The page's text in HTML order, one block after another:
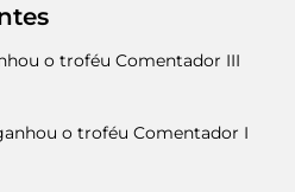
o troféu Comentador III
o troféu Comentador I